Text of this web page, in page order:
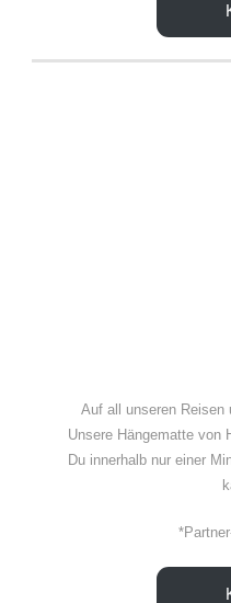
Auf all unseren Reisen
Unsere Hängematte von
Du innerhalb nur einer